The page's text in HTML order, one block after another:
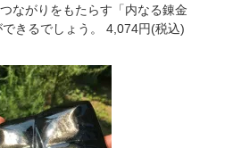
ながりをもたらす「内なる錬金
きるでしょう。 4,074円(税込)